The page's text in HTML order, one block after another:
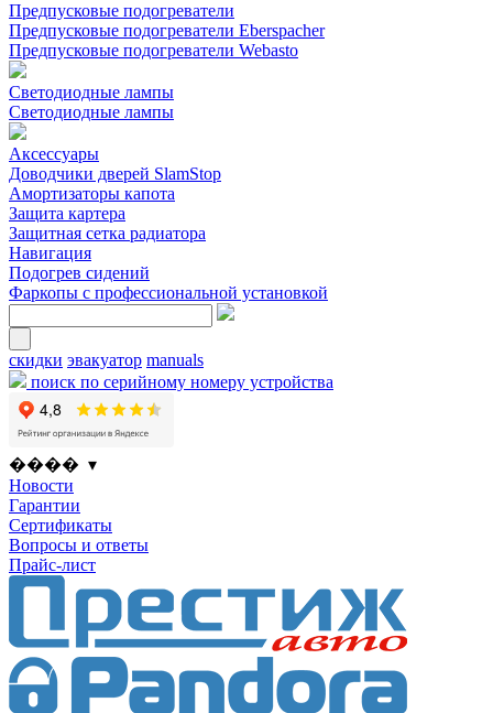
Предпусковые подогреватели
Предпусковые подогреватели Eberspacher
Предпусковые подогреватели Webasto
Светодиодные лампы
Светодиодные лампы
Аксессуары
Доводчики дверей SlamStop
Амортизаторы капота
Защита картера
Защитная сетка радиатора
Навигация
Подогрев сидений
Фаркопы с профессиональной установкой
скидки эвакуатор manuals
поиск по серийному номеру устройства
���� ▾
Новости
Гарантии
Сертификаты
Вопросы и ответы
Прайс-лист